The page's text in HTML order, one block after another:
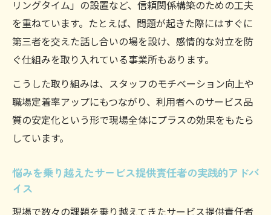
リングタイム」の設置など、信頼関係構築のための工夫
を重ねています。たとえば、問題が起きた際にはすぐに
第三者を交えた話し合いの場を設け、感情的な対立を防
ぐ仕組みを取り入れている事業所もあります。
こうした取り組みは、スタッフのモチベーション向上や
職場定着率アップにもつながり、利用者へのサービス品
質の安定化という形で現場全体にプラスの効果をもたら
しています。
悩みを乗り越えたサービス提供責任者の実践的アドバ
イス
現場で数々の課題を乗り越えてきたサービス提供責任者